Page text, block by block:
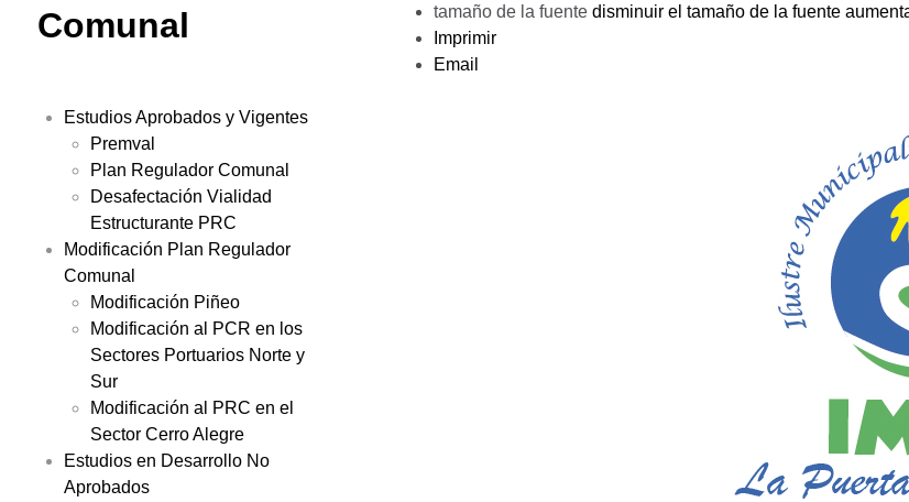
Comunal
Estudios Aprobados y Vigentes
Premval
Plan Regulador Comunal
Desafectación Vialidad
Estructurante PRC
Modificación Plan Regulador
Comunal
Modificación Piñeo
Modificación al PCR en los
Sectores Portuarios Norte y
Sur
Modificación al PRC en el
Sector Cerro Alegre
Estudios en Desarrollo No
Aprobados
tamaño de la fuente disminuir el tamaño de la fuente
Imprimir
Email